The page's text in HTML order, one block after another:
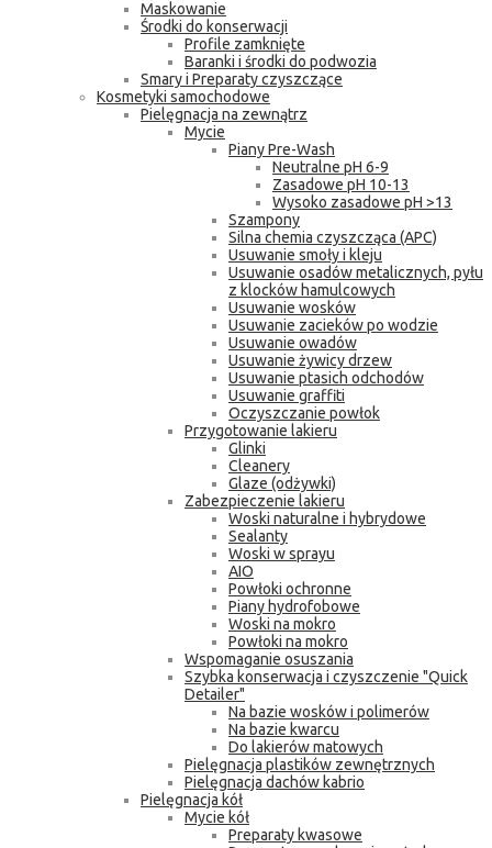
Maskowanie
Środki do konserwacji
Profile zamknięte
Baranki i środki do podwozia
Smary i Preparaty czyszczące
Kosmetyki samochodowe
Pielęgnacja na zewnątrz
Mycie
Piany Pre-Wash
Neutralne pH 6-9
Zasadowe pH 10-13
Wysoko zasadowe pH >13
Szampony
Silna chemia czyszcząca (APC)
Usuwanie smoły i kleju
Usuwanie osadów metalicznych, pyłu
z klocków hamulcowych
Usuwanie wosków
Usuwanie zacieków po wodzie
Usuwanie owadów
Usuwanie żywicy drzew
Usuwanie ptasich odchodów
Usuwanie graffiti
Oczyszczanie powłok
Przygotowanie lakieru
Glinki
Cleanery
Glaze (odżywki)
Zabezpieczenie lakieru
Woski naturalne i hybrydowe
Sealanty
Woski w sprayu
AIO
Powłoki ochronne
Piany hydrofobowe
Woski na mokro
Powłoki na mokro
Wspomaganie osuszania
Szybka konserwacja i czyszczenie "Quick
Detailer"
Na bazie wosków i polimerów
Na bazie kwarcu
Do lakierów matowych
Pielęgnacja plastików zewnętrznych
Pielęgnacja dachów kabrio
Pielęgnacja kół
Mycie kół
Preparaty kwasowe